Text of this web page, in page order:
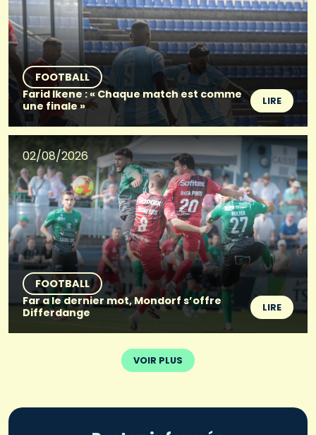
FOOTBALL
Farid Ikene : « Chaque match est comme
une finale »
LIRE
02/08/2026
FOOTBALL
Far a le dernier mot, Mondorf s’offre
Differdange
LIRE
VOIR PLUS